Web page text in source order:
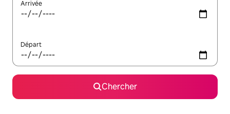
Arrivée
Départ
Chercher